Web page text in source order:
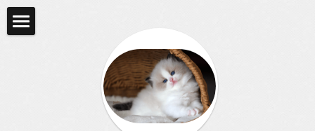
可選購小貓資訊